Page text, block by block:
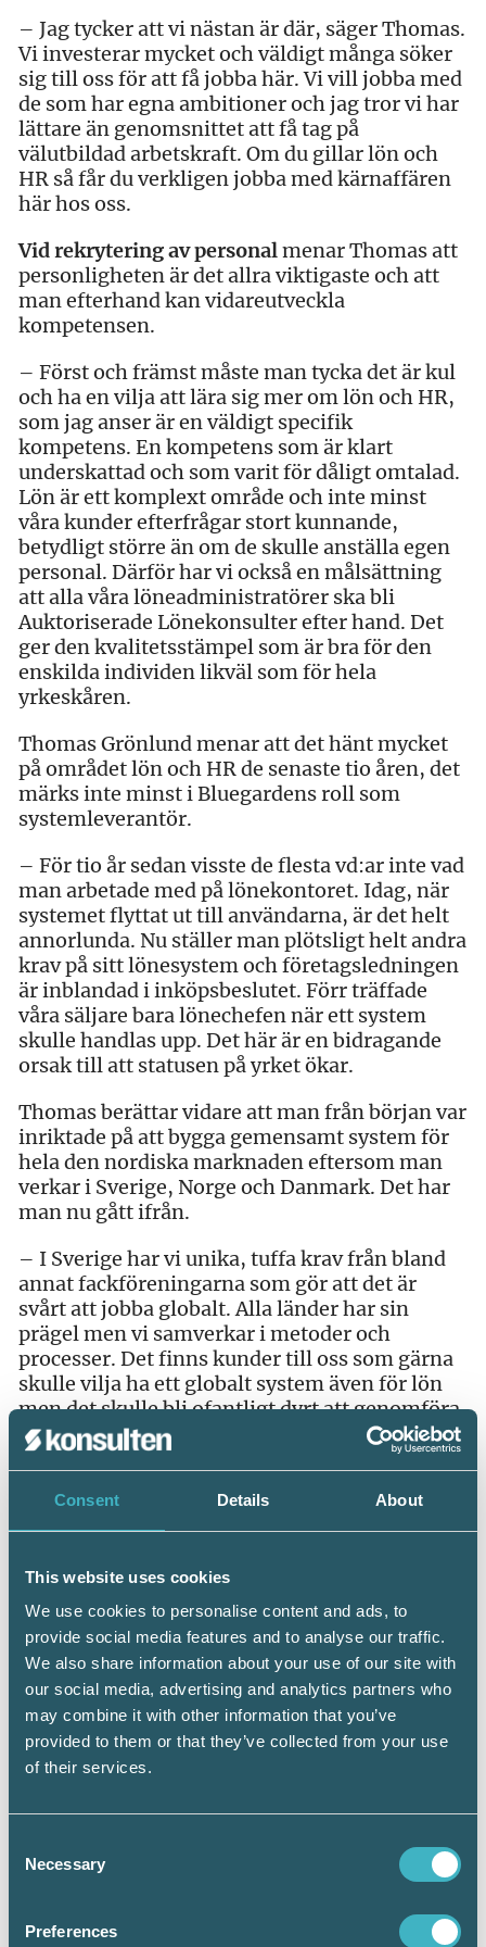
Consent Details About
This website uses cookies
We use cookies to personalise content and ads, to
provide social media features and to analyse our traffic.
We also share information about your use of our site with
our social media, advertising and analytics partners who
may combine it with other information that you’ve
provided to them or that they’ve collected from your use
of their services.
Selection
Necessary
Preferences
– Jag tycker att vi nästan är där, säger Thomas.
Vi investerar mycket och väldigt många söker
sig till oss för att få jobba här. Vi vill jobba med
de som har egna ambitioner och jag tror vi har
lättare än genomsnittet att få tag på
välutbildad arbetskraft. Om du gillar lön och
HR så får du verkligen jobba med kärnaffären
här hos oss.
Vid rekrytering av personalmenar Thomas att
personligheten är det allra viktigaste och att
man efterhand kan vidareutveckla
kompetensen.
– Först och främst måste man tycka det är kul
och ha en vilja att lära sig mer om lön och HR,
som jag anser är en väldigt specifik
kompetens. En kompetens som är klart
underskattad och som varit för dåligt omtalad.
Lön är ett komplext område och inte minst
våra kunder efterfrågar stort kunnande,
betydligt större än om de skulle anställa egen
personal. Därför har vi också en målsättning
att alla våra löneadministratörer ska bli
Auktoriserade Lönekonsulter efter hand. Det
ger den kvalitetsstämpel som är bra för den
enskilda individen likväl som för hela
yrkeskåren.
Thomas Grönlund menar att det hänt mycket
på området lön och HR de senaste tio åren, det
märks inte minst i Bluegardens roll som
systemleverantör.
– För tio år sedan visste de flesta vd:ar inte vad
man arbetade med på lönekontoret. Idag, när
systemet flyttat ut till användarna, är det helt
annorlunda. Nu ställer man plötsligt helt andra
krav på sitt lönesystem och företagsledningen
är inblandad i inköpsbeslutet. Förr träffade
våra säljare bara lönechefen när ett system
skulle handlas upp. Det här är en bidragande
orsak till att statusen på yrket ökar.
Thomas berättar vidare att man från början var
inriktade på att bygga gemensamt system för
hela den nordiska marknaden eftersom man
verkar i Sverige, Norge och Danmark. Det har
man nu gått ifrån.
– I Sverige har vi unika, tuffa krav från bland
annat fackföreningarna som gör att det är
svårt att jobba globalt. Alla länder har sin
prägel men vi samverkar i metoder och
processer. Det finns kunder till oss som gärna
skulle vilja ha ett globalt system även för lön
men det skulle bli ofantligt dyrt att genomföra.
Vi kan så klart aggregera upp data men inte
göra själva lönekörningen. Lön är lokalt, det
globalisering inom andra områden.
Thomas Grönlund Foto: Malin Sydne